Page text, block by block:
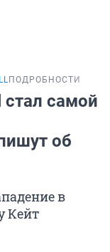
ПОДРОБНОСТИ
стал самой
об
в
Кейт